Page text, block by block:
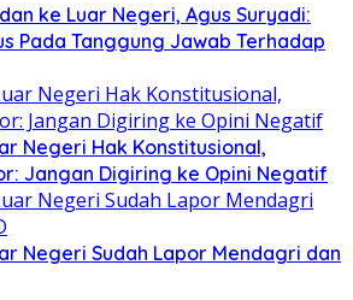
ke Luar Negeri, Agus Suryadi:
Pada Tanggung Jawab Terhadap
Negeri Hak Konstitusional,
Jangan Digiring ke Opini Negatif
Negeri Sudah Lapor Mendagri dan